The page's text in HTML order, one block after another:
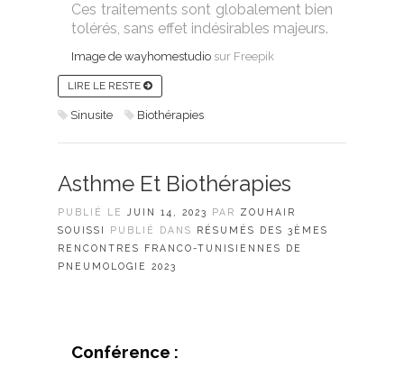
Ces traitements sont globalement bien
tolérés, sans effet indésirables majeurs.
Image de wayhomestudio sur Freepik
LIRE LE RESTE
Sinusite Biothérapies
Asthme Et Biothérapies
PUBLIÉ LE JUIN 14, 2023 PAR ZOUHAIR
SOUISSI
PUBLIÉ DANS RÉSUMÉS DES 3ÈMES
RENCONTRES FRANCO-TUNISIENNES DE
PNEUMOLOGIE 2023
Conférence :